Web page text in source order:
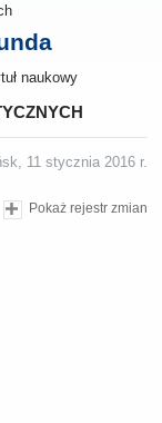
naukowy
11 stycznia 2016 r.
Pokaż rejestr zmian